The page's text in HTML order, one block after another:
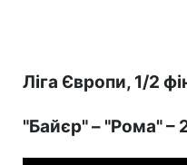
Ліга Європи, 1/2
"Байєр" – "Рома" –